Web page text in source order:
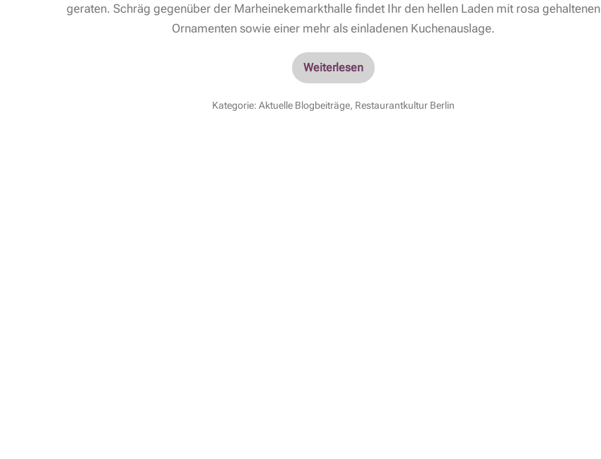
geraten. Schräg gegenüber der Marheinekemarkthalle findet Ihr den hellen Laden mit rosa gehaltenen
Ornamenten sowie einer mehr als einladenen Kuchenauslage.
Weiterlesen
Kategorie: Aktuelle Blogbeiträge, Restaurantkultur Berlin